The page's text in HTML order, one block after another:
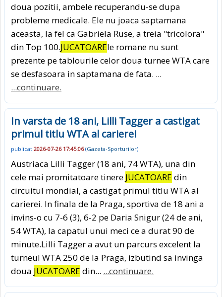
doua pozitii, ambele recuperandu-se dupa
probleme medicale. Ele nu joaca saptamana
aceasta, la fel ca Gabriela Ruse, a treia "tricolora"
din Top 100.JUCATOAREle romane nu sunt
prezente pe tablourile celor doua turnee WTA care
se desfasoara in saptamana de fata. ...
...continuare.
In varsta de 18 ani, Lilli Tagger a castigat
primul titlu WTA al carierei
publicat 2026-07-26 17:45:06(Gazeta-Sporturilor)
Austriaca Lilli Tagger (18 ani, 74 WTA), una din
cele mai promitatoare tinere JUCATOARE din
circuitul mondial, a castigat primul titlu WTA al
carierei. In finala de la Praga, sportiva de 18 ani a
invins-o cu 7-6 (3), 6-2 pe Daria Snigur (24 de ani,
54 WTA), la capatul unui meci ce a durat 90 de
minute.Lilli Tagger a avut un parcurs excelent la
turneul WTA 250 de la Praga, izbutind sa invinga
doua JUCATOARE din... ...continuare.